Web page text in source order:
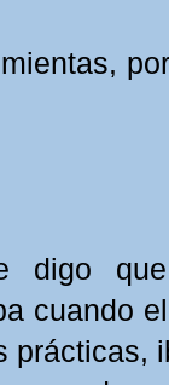
digo
cuando
prácticas,